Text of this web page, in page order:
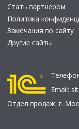
Стать партнером
Политика
Замечания по сайту
Другие сайты
Email:
Отдел продаж: г.